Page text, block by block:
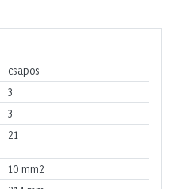
csapos
3
3
21
10 mm2